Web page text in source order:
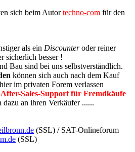
sich beim Autortechno-com für den
als ein Discounteroder reiner
sicherlich besser !
Bau sind bei uns selbstverständlich.
können sich auch nach dem Kauf
im privaten Forem verlassen
Sales-Support für Fremdkäufe
dazu an ihren Verkäufer ......
(SSL) / SAT-Onlineforum
(SSL)